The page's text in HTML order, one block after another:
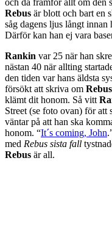
och då framför allt om den
Rebus är blott och bart en
såg dagens ljus långt
Därför kan han ej vara
Rankin var 25 när han
nästan 40 när allting
den tiden var hans äldsta
försökt att skriva om Rebus
klämt dit honom. Så vitt
Street (se foto ovan) för att
väntar på att han ska
honom. “It´s coming, John
med Rebus sista fall
Rebus är all.